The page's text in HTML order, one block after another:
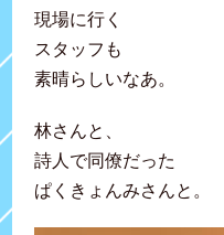
現場に行く
スタッフも
素晴らしいなあ。
林さんと、
詩人で同僚だった
ぱくきょんみさんと。